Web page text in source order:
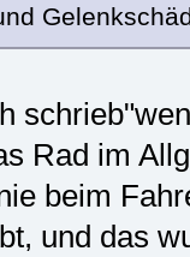
Rad im
beim
und das